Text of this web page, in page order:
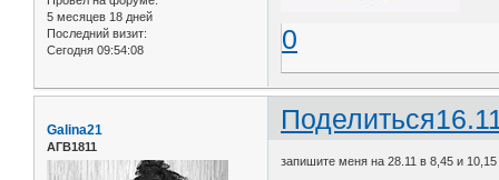
5 месяцев 18 дней
Последний визит:
Сегодня 09:54:08
0
Поделиться
Galina21
АГВ1811
запишите меня на 28.11 в 8,45 и 10,15